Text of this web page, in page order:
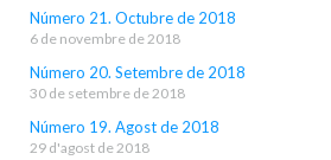
Número 21. Octubre de 2018
6 de novembre de 2018
Número 20. Setembre de 2018
30 de setembre de 2018
Número 19. Agost de 2018
29 d'agost de 2018